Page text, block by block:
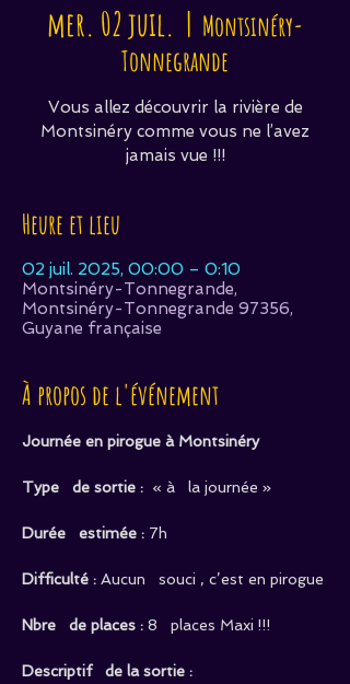
mer. 02 juil.
  |
Montsinéry-
Tonnegrande
Vous allez découvrir la rivière de
Montsinéry comme vous ne l’avez
jamais vue !!!
Heure et lieu
02 juil. 2025, 00:00 – 0:10
Montsinéry-Tonnegrande,
Montsinéry-Tonnegrande 97356,
Guyane française
À propos de l'événement
Journée en pirogue à Montsinéry
Type   de sortie : « à   la journée »
Durée   estimée : 7h
Difficulté : Aucun   souci , c’est en pirogue
Nbre   de places : 8   places Maxi !!!
Descriptif   de la sortie :